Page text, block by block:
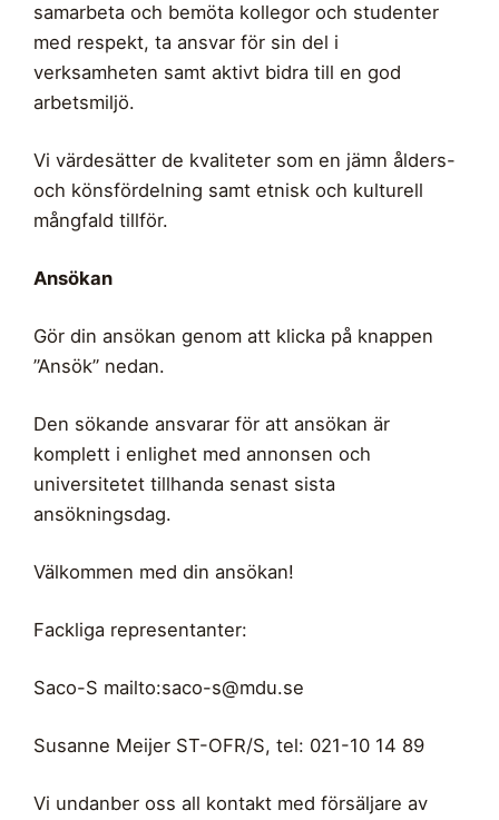
samarbeta och bemöta kollegor och studenter
med respekt, ta ansvar för sin del i
verksamheten samt aktivt bidra till en god
arbetsmiljö.
Vi värdesätter de kvaliteter som en jämn ålders-
och könsfördelning samt etnisk och kulturell
mångfald tillför.
Ansökan
Gör din ansökan genom att klicka på knappen
”Ansök” nedan.
Den sökande ansvarar för att ansökan är
komplett i enlighet med annonsen och
universitetet tillhanda senast sista
ansökningsdag.
Välkommen med din ansökan!
Fackliga representanter:
Saco-S mailto:saco-s@mdu.se
Susanne Meijer ST-OFR/S, tel: 021-10 14 89
Vi undanber oss all kontakt med försäljare av